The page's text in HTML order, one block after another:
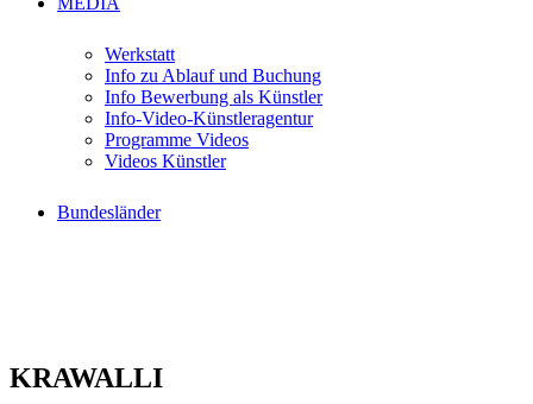
Werkstatt
Info zu Ablauf und Buchung
Info Bewerbung als Künstler
Info-Video-Künstleragentur
Programme Videos
Videos Künstler
Bundesländer
KRAWALLI